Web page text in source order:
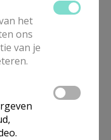
zullen je graag
Nonnenstraat
elke woensdag
de Grauwzusters-
het
ons
van je